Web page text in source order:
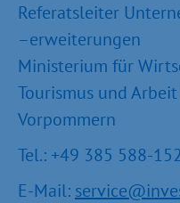
Referatsleiter
–erweiterungen
Ministerium für
Tourismus und
Vorpommern
Tel.: +49 385 588-
E-Mail: